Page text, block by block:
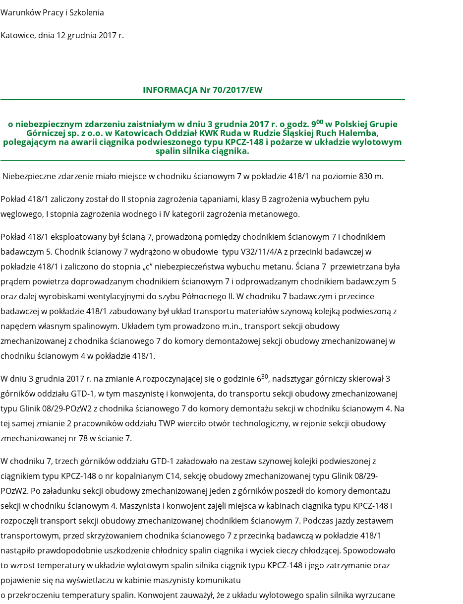
Warunków Pracy i Szkolenia
Katowice, dnia 12 grudnia 2017 r.
INFORMACJA Nr 70/2017/EW
o niebezpiecznym zdarzeniu zaistniałym w dniu 3 grudnia 2017 r. o godz. 900w Polskiej Grupie
Górniczej sp. z o.o. w Katowicach Oddział KWK Ruda w Rudzie Śląskiej Ruch Halemba,
polegającym naawariiciągnika podwieszonego typu KPCZ-148 i pożarze w układzie wylotowym
spalin silnika ciągnika.
Niebezpieczne zdarzenie miało miejsce w chodniku ścianowym 7 w pokładzie 418/1 na poziomie 830 m.
Pokład 418/1 zaliczony został do II stopnia zagrożenia tąpaniami, klasy B zagrożenia wybuchem pyłu
węglowego, I stopnia zagrożenia wodnego i IV kategorii zagrożenia metanowego.
Pokład 418/1 eksploatowany był ścianą 7, prowadzoną pomiędzy chodnikiem ścianowym 7 i chodnikiem
badawczym 5. Chodnik ścianowy 7 wydrążono w obudowie typu V32/11/4/A z przecinki badawczej w
pokładzie 418/1 i zaliczono do stopnia „c” niebezpieczeństwa wybuchu metanu. Ściana 7 przewietrzana była
prądem powietrza doprowadzanym chodnikiem ścianowym 7 i odprowadzanym chodnikiem badawczym 5
oraz dalej wyrobiskami wentylacyjnymi do szybu Północnego II. W chodniku 7 badawczym i przecince
badawczej w pokładzie 418/1 zabudowany był układ transportu materiałów szynową kolejką podwieszoną z
napędem własnym spalinowym. Układem tym prowadzono m.in., transport sekcji obudowy
zmechanizowanej z chodnika ścianowego 7 do komory demontażowej sekcji obudowy zmechanizowanej w
chodniku ścianowym 4 w pokładzie 418/1.
W dniu 3 grudnia 2017 r. na zmianie A rozpoczynającej się o godzinie 630, nadsztygar górniczy skierował 3
górników oddziału GTD-1, w tym maszynistę i konwojenta, do transportu sekcji obudowy zmechanizowanej
typu Glinik 08/29-POzW2 z chodnika ścianowego 7 do komory demontażu sekcji w chodniku ścianowym 4. Na
tej samej zmianie 2 pracowników oddziału TWP wierciło otwór technologiczny, w rejonie sekcji obudowy
zmechanizowanej nr 78 w ścianie 7.
W chodniku 7, trzech górników oddziału GTD-1 załadowało na zestaw szynowej kolejki podwieszonej z
ciągnikiem typu KPCZ-148 o nr kopalnianym C14, sekcję obudowy zmechanizowanej typu Glinik 08/29-
POzW2. Po załadunku sekcji obudowy zmechanizowanej jeden z górników poszedł do komory demontażu
sekcji w chodniku ścianowym 4. Maszynista i konwojent zajęli miejsca w kabinach ciągnika typu KPCZ-148 i
rozpoczęli transport sekcji obudowy zmechanizowanej chodnikiem ścianowym 7. Podczas jazdy zestawem
transportowym, przed skrzyżowaniem chodnika ścianowego 7 z przecinką badawczą w pokładzie 418/1
nastąpiło prawdopodobnie uszkodzenie chłodnicy spalin ciągnika i wyciek cieczy chłodzącej. Spowodowało
to wzrost temperatury w układzie wylotowym spalin silnika ciągnik typu KPCZ-148 i jego zatrzymanie oraz
pojawienie się na wyświetlaczu w kabinie maszynisty komunikatu
o przekroczeniu temperatury spalin. Konwojent zauważył, że z układu wylotowego spalin silnika wyrzucane